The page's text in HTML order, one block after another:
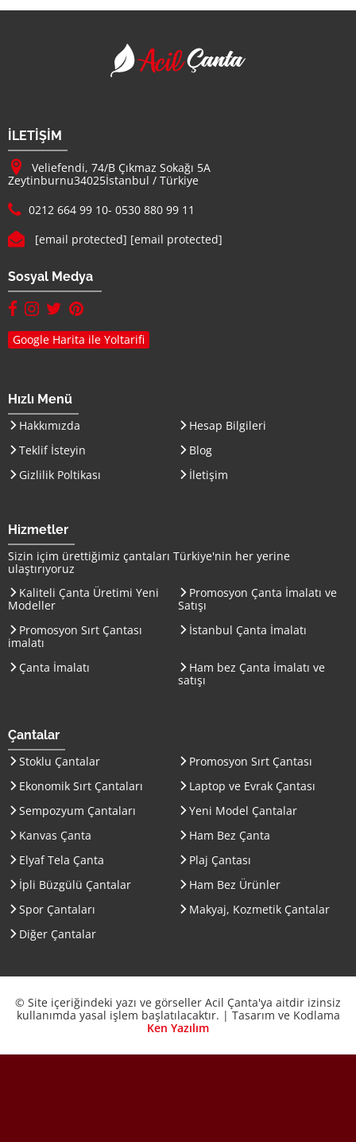
İLETİŞİM
Adresimiz :
Veliefendi, 74/B Çıkmaz Sokağı 5A
Zeytinburnu34025İstanbul / Türkiye
Telefon :
0212 664 99 10- 0530 880 99 11
E-mail :
[email protected] [email protected]
Sosyal Medya
facebook hesabımız(yeni sayfada açılır)
instagram hesabımız(yeni sayfada açılır)
twitter hesabımız(yeni sayfada açılır)
pinterest hesabımız (yeni sayfada açılır)
Google Harita ile Yoltarifi
Hızlı Menü
Hakkımızda
Hesap Bilgileri
Teklif İsteyin
Blog
Gizlilik Poltikası
İletişim
Hizmetler
Sizin içim ürettiğimiz çantaları Türkiye'nin her yerine
ulaştırıyoruz
Kaliteli Çanta Üretimi Yeni
Modeller
Promosyon Çanta İmalatı ve
Satışı
Promosyon Sırt Çantası
imalatı
İstanbul Çanta İmalatı
Çanta İmalatı
Ham bez Çanta İmalatı ve
satışı
Çantalar
Stoklu Çantalar
Promosyon Sırt Çantası
Ekonomik Sırt Çantaları
Laptop ve Evrak Çantası
Sempozyum Çantaları
Yeni Model Çantalar
Kanvas Çanta
Ham Bez Çanta
Elyaf Tela Çanta
Plaj Çantası
İpli Büzgülü Çantalar
Ham Bez Ürünler
Spor Çantaları
Makyaj, Kozmetik Çantalar
Diğer Çantalar
© Site içeriğindeki yazı ve görseller Acil Çanta'ya aitdir izinsiz
kullanımda yasal işlem başlatılacaktır. | Tasarım ve Kodlama
Ken Yazılım